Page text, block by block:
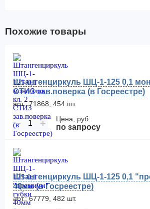
Похожие товары
Штангенциркуль ШЦ-1-125 0,1
СТИЗ зав.поверка (в Госреестре)
арт.: 71868, 454 шт.
− + Цена, руб.:
по запросу
Штангенциркуль ШЦ-1-125 0,1
40мм (в Госреестре)
арт.: 67779, 482 шт.